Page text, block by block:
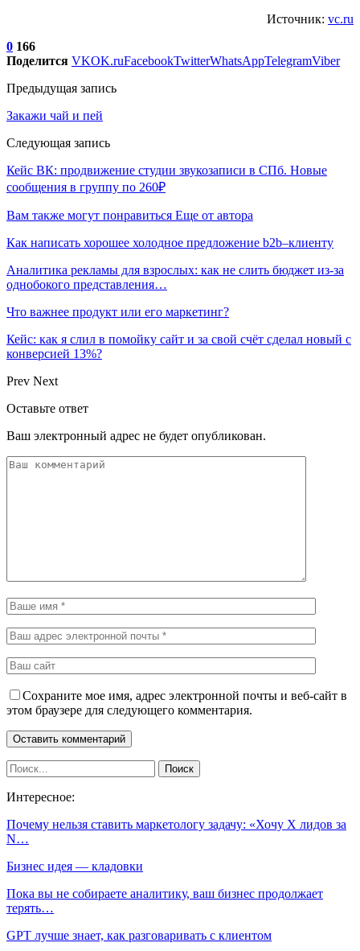
Источник: vc.ru
0 166
Поделится VKOK.ruFacebookTwitterWhatsAppTelegramViber
Предыдущая запись
Закажи чай и пей
Следующая запись
Кейс ВК: продвижение студии звукозаписи в СПб. Новые
сообщения в группу по 260₽
Вам также могут понравиться Еще от автора
Как написать хорошее холодное предложение b2b–клиенту
Аналитика рекламы для взрослых: как не слить бюджет из-за
однобокого представления…
Что важнее продукт или его маркетинг?
Кейс: как я слил в помойку сайт и за свой счёт сделал новый с
конверсией 13%?
Prev Next
Оставьте ответ
Ваш электронный адрес не будет опубликован.
Сохраните мое имя, адрес электронной почты и веб-сайт в
этом браузере для следующего комментария.
Интересное:
Почему нельзя ставить маркетологу задачу: «Хочу X лидов за
N…
Бизнес идея — кладовки
Пока вы не собираете аналитику, ваш бизнес продолжает
терять…
GPT лучше знает, как разговаривать с клиентом